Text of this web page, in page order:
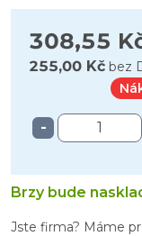
308,55
255,00 Kč bez
-
Brzy bude
Jste firma? Máme